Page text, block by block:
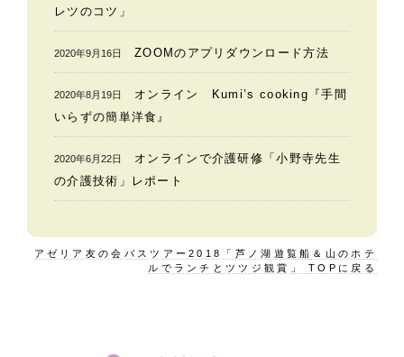
レツのコツ」
2020年9月16日 ZOOMのアプリダウンロード方法
2020年8月19日
オンライン Kumi’s cooking『手間
いらずの簡単洋食』
2020年6月22日
オンラインで介護研修「小野寺先生
の介護技術」レポート
アゼリア友の会バスツアー2018「芦ノ湖遊覧船＆山のホテ
ルでランチとツツジ観賞」 TOPに戻る